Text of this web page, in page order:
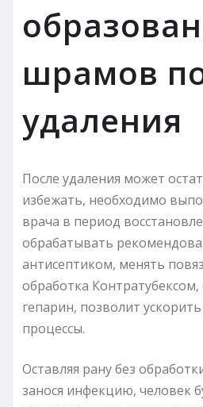
шрамов
удаления
После удаления может
избежать, необходимо
врача в период
обрабатывать
антисептиком, менять
обработка
гепарин, позволит
процессы.
Оставляя рану без
занося инфекцию, человек